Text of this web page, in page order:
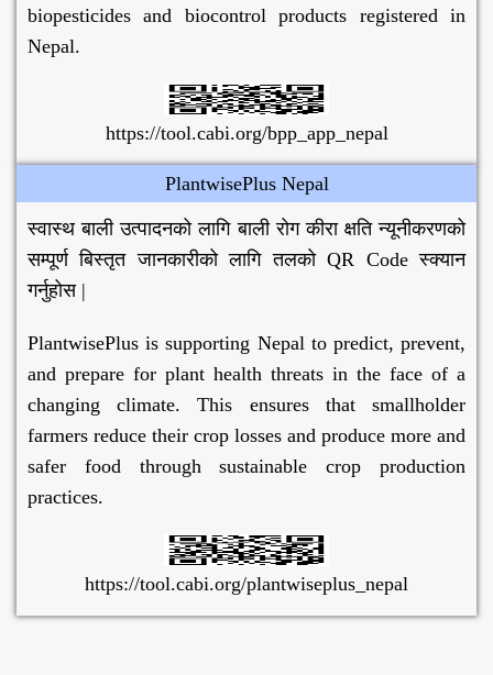
biopesticides and biocontrol products registered in
Nepal.
https://tool.cabi.org/bpp_app_nepal
PlantwisePlus Nepal
स्वास्थ बाली उत्पादनको लागि बाली रोग कीरा क्षति न्यूनीकरणको
सम्पूर्ण बिस्तृत जानकारीको लागि तलको QR Code स्क्यान
गर्नुहोस |
PlantwisePlus is supporting Nepal to predict, prevent,
and prepare for plant health threats in the face of a
changing climate. This ensures that smallholder
farmers reduce their crop losses and produce more and
safer food through sustainable crop production
practices.
https://tool.cabi.org/plantwiseplus_nepal